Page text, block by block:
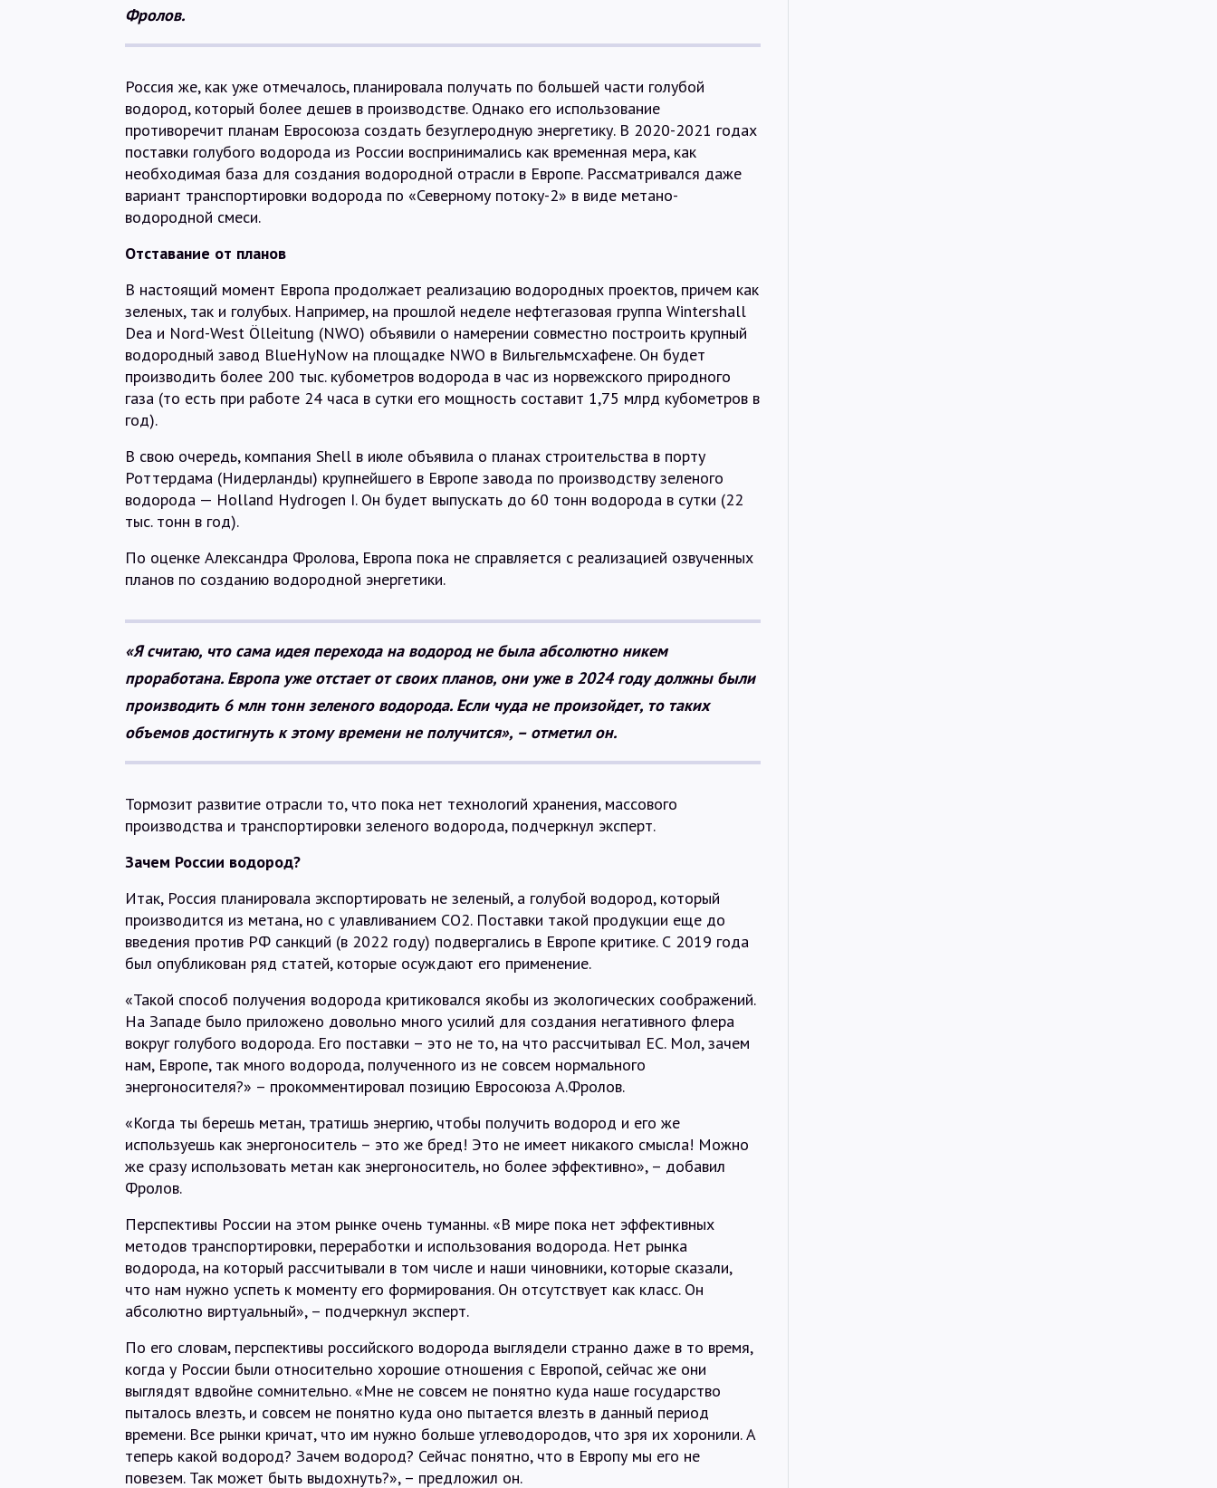
Фролов.
Россия же, как уже отмечалось, планировала получать по большей части голубой
водород, который более дешев в производстве. Однако его использование
противоречит планам Евросоюза создать безуглеродную энергетику. В 2020-2021 годах
поставки голубого водорода из России воспринимались как временная мера, как
необходимая база для создания водородной отрасли в Европе. Рассматривался даже
вариант транспортировки водорода по «Северному потоку-2» в виде метано-
водородной смеси.
Отставание от планов
В настоящий момент Европа продолжает реализацию водородных проектов, причем как
зеленых, так и голубых. Например, на прошлой неделе нефтегазовая группа Wintershall
Dea и Nord-West Ölleitung (NWO) объявили о намерении совместно построить крупный
водородный завод BlueHyNow на площадке NWO в Вильгельмсхафене. Он будет
производить более 200 тыс. кубометров водорода в час из норвежского природного
газа (то есть при работе 24 часа в сутки его мощность составит 1,75 млрд кубометров в
год).
В свою очередь, компания Shell в июле объявила о планах строительства в порту
Роттердама (Нидерланды) крупнейшего в Европе завода по производству зеленого
водорода — Holland Hydrogen I. Он будет выпускать до 60 тонн водорода в сутки (22
тыс. тонн в год).
По оценке Александра Фролова, Европа пока не справляется с реализацией озвученных
планов по созданию водородной энергетики.
«Я считаю, что сама идея перехода на водород не была абсолютно никем
проработана. Европа уже отстает от своих планов, они уже в 2024 году должны были
производить 6 млн тонн зеленого водорода. Если чуда не произойдет, то таких
объемов достигнуть к этому времени не получится», – отметил он.
Тормозит развитие отрасли то, что пока нет технологий хранения, массового
производства и транспортировки зеленого водорода, подчеркнул эксперт.
Зачем России водород?
Итак, Россия планировала экспортировать не зеленый, а голубой водород, который
производится из метана, но с улавливанием CO2. Поставки такой продукции еще до
введения против РФ санкций (в 2022 году) подвергались в Европе критике. С 2019 года
был опубликован ряд статей, которые осуждают его применение.
«Такой способ получения водорода критиковался якобы из экологических соображений.
На Западе было приложено довольно много усилий для создания негативного флера
вокруг голубого водорода. Его поставки – это не то, на что рассчитывал ЕС. Мол, зачем
нам, Европе, так много водорода, полученного из не совсем нормального
энергоносителя?» – прокомментировал позицию Евросоюза А.Фролов.
«Когда ты берешь метан, тратишь энергию, чтобы получить водород и его же
используешь как энергоноситель – это же бред! Это не имеет никакого смысла! Можно
же сразу использовать метан как энергоноситель, но более эффективно», – добавил
Фролов.
Перспективы России на этом рынке очень туманны. «В мире пока нет эффективных
методов транспортировки, переработки и использования водорода. Нет рынка
водорода, на который рассчитывали в том числе и наши чиновники, которые сказали,
что нам нужно успеть к моменту его формирования. Он отсутствует как класс. Он
абсолютно виртуальный», – подчеркнул эксперт.
По его словам, перспективы российского водорода выглядели странно даже в то время,
когда у России были относительно хорошие отношения с Европой, сейчас же они
выглядят вдвойне сомнительно. «Мне не совсем не понятно куда наше государство
пыталось влезть, и совсем не понятно куда оно пытается влезть в данный период
времени. Все рынки кричат, что им нужно больше углеводородов, что зря их хоронили. А
теперь какой водород? Зачем водород? Сейчас понятно, что в Европу мы его не
повезем. Так может быть выдохнуть?», – предложил он.